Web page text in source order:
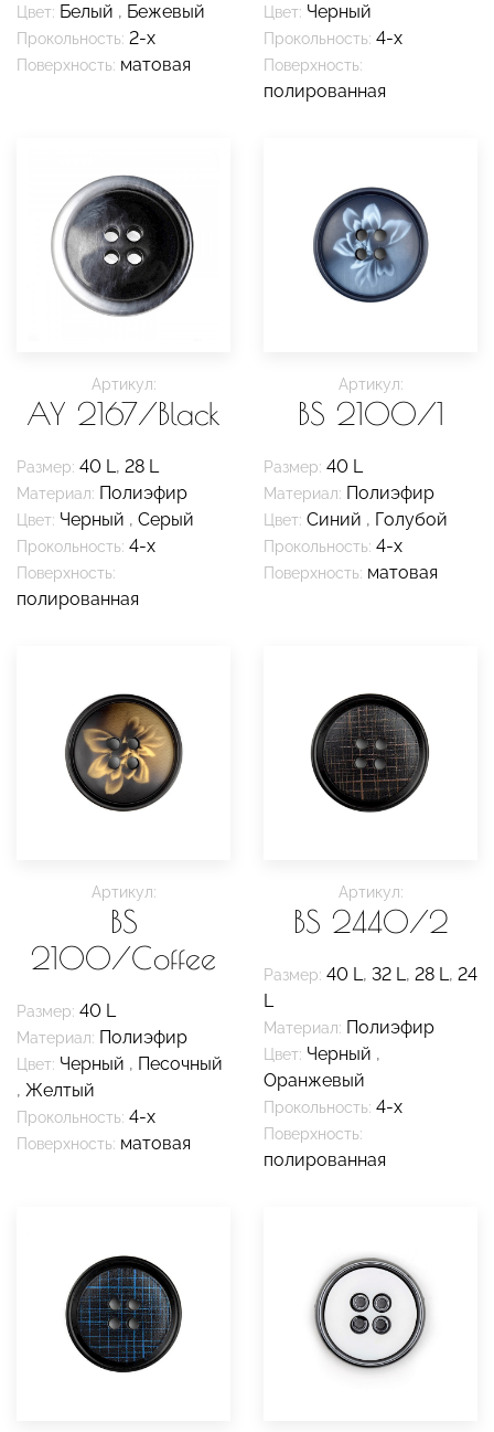
Цвет: Белый , Бежевый
Прокольность: 2-х
Поверхность: матовая
Цвет: Черный
Прокольность: 4-х
Поверхность:
полированная
Артикул:
AY 2167/Black
Размер: 40 L, 28 L
Материал: Полиэфир
Цвет: Черный , Серый
Прокольность: 4-х
Поверхность:
полированная
Артикул:
BS 2100/1
Размер: 40 L
Материал: Полиэфир
Цвет: Синий , Голубой
Прокольность: 4-х
Поверхность: матовая
Артикул:
BS
2100/Coffee
Размер: 40 L
Материал: Полиэфир
Цвет: Черный , Песочный
, Желтый
Прокольность: 4-х
Поверхность: матовая
Артикул:
BS 2440/2
Размер: 40 L, 32 L, 28 L, 24
L
Материал: Полиэфир
Цвет: Черный ,
Оранжевый
Прокольность: 4-х
Поверхность:
полированная